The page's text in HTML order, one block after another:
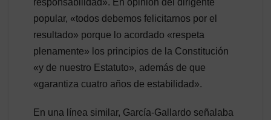
popular, «todos debemos felicitarnos por el
resultado» porque lo acordado «respeta
plenamente» los principios de la Constitución
«y de nuestro Estatuto», además de que
«garantiza cuatro años de estabilidad».
En una línea similar, García-Gallardo señalaba